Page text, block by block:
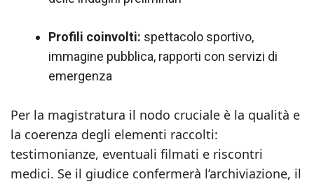
Profili coinvolti: spettacolo sportivo,
immagine pubblica, rapporti con servizi di
emergenza
Per la magistratura il nodo cruciale è la qualità e
la coerenza degli elementi raccolti:
testimonianze, eventuali filmati e riscontri
medici. Se il giudice confermerà l’archiviazione, il